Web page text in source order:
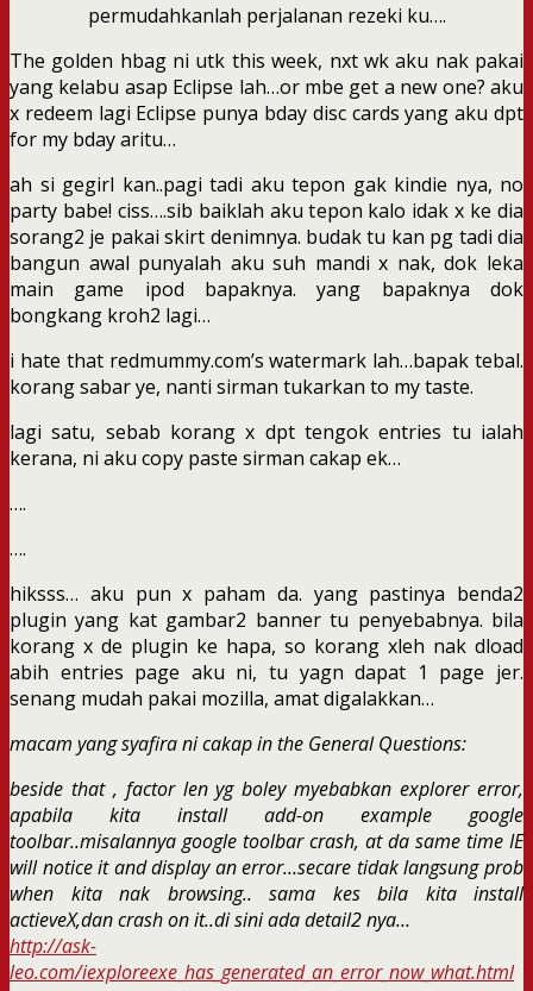
permudahkanlah perjalanan rezeki ku….
The golden hbag ni utk this week, nxt wk aku nak pakai
yang kelabu asap Eclipse lah…or mbe get a new one? aku
x redeem lagi Eclipse punya bday disc cards yang aku dpt
for my bday aritu…
ah si gegirl kan..pagi tadi aku tepon gak kindie nya, no
party babe! ciss….sib baiklah aku tepon kalo idak x ke dia
sorang2 je pakai skirt denimnya. budak tu kan pg tadi dia
bangun awal punyalah aku suh mandi x nak, dok leka
main game ipod bapaknya. yang bapaknya dok
bongkang kroh2 lagi…
i hate that redmummy.com’s watermark lah…bapak tebal.
korang sabar ye, nanti sirman tukarkan to my taste.
lagi satu, sebab korang x dpt tengok entries tu ialah
kerana, ni aku copy paste sirman cakap ek…
….
….
hiksss… aku pun x paham da. yang pastinya benda2
plugin yang kat gambar2 banner tu penyebabnya. bila
korang x de plugin ke hapa, so korang xleh nak dload
abih entries page aku ni, tu yagn dapat 1 page jer.
senang mudah pakai mozilla, amat digalakkan…
macam yang syafira ni cakap in the General Questions:
beside that , factor len yg boley myebabkan explorer error,
apabila kita install add-on example google
toolbar..misalannya google toolbar crash, at da same time IE
will notice it and display an error…secare tidak langsung prob
when kita nak browsing.. sama kes bila kita install
actieveX,dan crash on it..di sini ada detail2 nya…
http://ask-
leo.com/iexploreexe_has_generated_an_error_now_what.html